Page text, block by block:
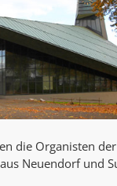
die Organisten
Neuendorf und